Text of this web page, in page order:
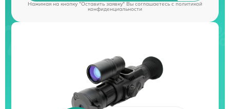
Нажимая на кнопку "Оставить заявку" Вы соглашаетесь cполитикой
конфиденциальности